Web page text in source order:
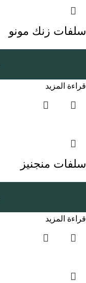
سلفات زنك مونو
قراءة المزيد
سلفات منجنيز
قراءة المزيد